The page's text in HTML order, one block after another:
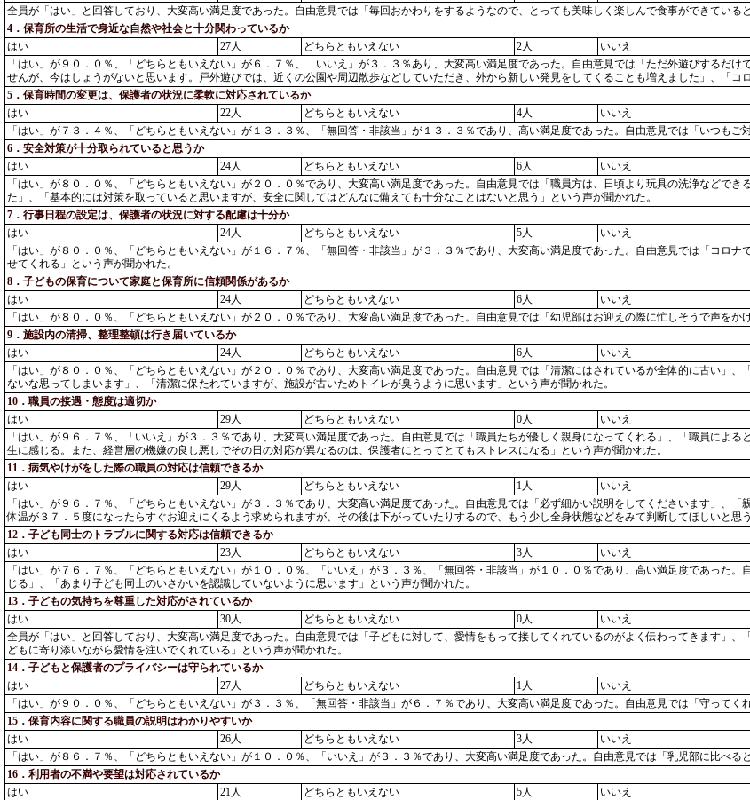
全員が「はい」と回答しており、大変高い満足度であった。自由意見では「毎回おかわりをするようなので、とっても美味しく楽しんで食事ができている
4．保育所の生活で身近な自然や社会と十分関わっているか
はい
27人 どちらともいえない 2人 いいえ
「はい」が９０．０％、「どちらともいえない」が６．７％、「いいえ」が３．３％あり、大変高い満足度であった。自由意見では「ただ外遊びするだ
せんが、今はしょうがないと思います。戸外遊びでは、近くの公園や周辺散歩などしていただき、外から新しい発見をしてくることも増えました」、「コ
5．保育時間の変更は、保護者の状況に柔軟に対応されているか
はい
22人 どちらともいえない 4人 いいえ
「はい」が７３．４％、「どちらともいえない」が１３．３％、「無回答・非該当」が１３．３％であり、高い満足度であった。自由意見では「いつもご
6．安全対策が十分取られていると思うか
はい
24人 どちらともいえない 6人 いいえ
「はい」が８０．０％、「どちらともいえない」が２０．０％であり、大変高い満足度であった。自由意見では「職員方は、日頃より玩具の洗浄などで
た」、「基本的には対策を取っていると思いますが、安全に関してはどんなに備えても十分なことはないと思う」という声が聞かれた。
7．行事日程の設定は、保護者の状況に対する配慮は十分か
はい
24人 どちらともいえない 5人 いいえ
「はい」が８０．０％、「どちらともいえない」が１６．７％、「無回答・非該当」が３．３％であり、大変高い満足度であった。自由意見では「コロ
せてくれる」という声が聞かれた。
8．子どもの保育について家庭と保育所に信頼関係があるか
はい
24人 どちらともいえない 6人 いいえ
「はい」が８０．０％、「どちらともいえない」が２０．０％であり、大変高い満足度であった。自由意見では「幼児部はお迎えの際に忙しそうで声をか
9．施設内の清掃、整理整頓は行き届いているか
はい
24人 どちらともいえない 6人 いいえ
「はい」が８０．０％、「どちらともいえない」が２０．０％であり、大変高い満足度であった。自由意見では「清潔にはされているが全体的に古い」
ないな思ってしまいます」、「清潔に保たれていますが、施設が古いためトイレが臭うように思います」という声が聞かれた。
10．職員の接遇・態度は適切か
はい
29人 どちらともいえない 0人 いいえ
「はい」が９６．７％、「いいえ」が３．３％であり、大変高い満足度であった。自由意見では「職員たちが優しく親身になってくれる」、「職員によ
生に感じる。また、経営層の機嫌の良し悪しでその日の対応が異なるのは、保護者にとってとてもストレスになる」という声が聞かれた。
11．病気やけがをした際の職員の対応は信頼できるか
はい
29人 どちらともいえない 1人 いいえ
「はい」が９６．７％、「どちらともいえない」が３．３％であり、大変高い満足度であった。自由意見では「必ず細かい説明をしてくださいます」、
体温が３７．５度になったらすぐお迎えにくるよう求められますが、その後は下がっていたりするので、もう少し全身状態などをみて判断してほしいと思
12．子ども同士のトラブルに関する対応は信頼できるか
はい
23人 どちらともいえない 3人 いいえ
「はい」が７６．７％、「どちらともいえない」が１０．０％、「いいえ」が３．３％、「無回答・非該当」が１０．０％であり、高い満足度であった
じる」、「あまり子ども同士のいさかいを認識していないように思います」という声が聞かれた。
13．子どもの気持ちを尊重した対応がされているか
はい
30人 どちらともいえない 0人 いいえ
全員が「はい」と回答しており、大変高い満足度であった。自由意見では「子どもに対して、愛情をもって接してくれているのがよく伝わってきます」
どもに寄り添いながら愛情を注いでくれている」という声が聞かれた。
14．子どもと保護者のプライバシーは守られているか
はい
27人 どちらともいえない 1人 いいえ
「はい」が９０．０％、「どちらともいえない」が３．３％、「無回答・非該当」が６．７％であり、大変高い満足度であった。自由意見では「守ってく
15．保育内容に関する職員の説明はわかりやすいか
はい
26人 どちらともいえない 3人 いいえ
「はい」が８６．７％、「どちらともいえない」が１０．０％、「いいえ」が３．３％であり、大変高い満足度であった。自由意見では「乳児部に比べる
16．利用者の不満や要望は対応されているか
はい
21人 どちらともいえない 5人 いいえ